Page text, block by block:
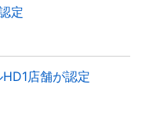
定
店舗が認定